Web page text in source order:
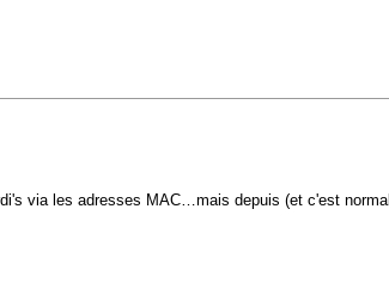
via les adresses MAC…mais depuis (et c'est